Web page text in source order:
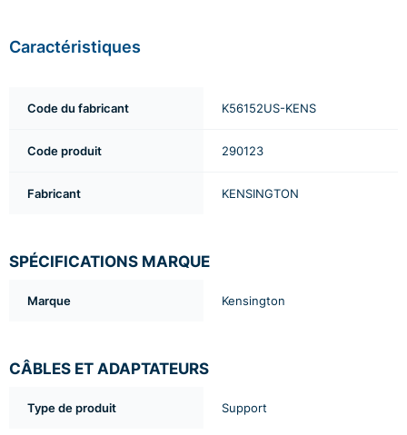
Caractéristiques
Code du fabricant K56152US-KENS
Code produit 290123
Fabricant KENSINGTON
SPÉCIFICATIONS MARQUE
Marque Kensington
CÂBLES ET ADAPTATEURS
Type de produit Support